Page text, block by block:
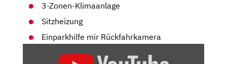
3-Zonen-Klimaanlage
Sitzheizung
Einparkhilfe mir Rückfahrkamera